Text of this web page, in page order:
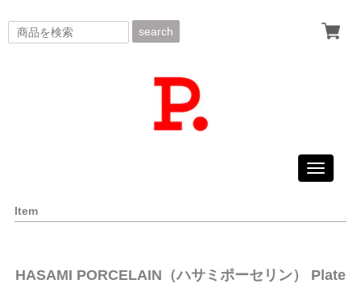
search
Toggle
Item
HASAMI PORCELAIN（ハサミポーセリン） Plate